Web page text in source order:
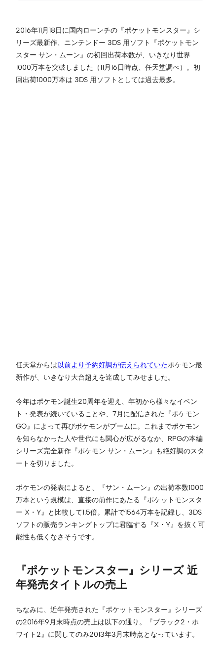
2016年11月18日に国内ローンチの『ポケットモンスター』シ
リーズ最新作、ニンテンドー 3DS 用ソフト『ポケットモン
スター サン・ムーン』の初回出荷本数が、いきなり世界
1000万本を突破しました（11月16日時点、任天堂調べ）。初
回出荷1000万本は 3DS 用ソフトとしては過去最多。
任天堂からは以前より予約好調が伝えられていたポケモン最
新作が、いきなり大台超えを達成してみせました。
今年はポケモン誕生20周年を迎え、年初から様々なイベン
ト・発表が続いていることや、7月に配信された『ポケモン
GO』によって再びポケモンがブームに。これまでポケモン
を知らなかった人や世代にも関心が広がるなか、RPGの本編
シリーズ完全新作『ポケモン サン・ムーン』も絶好調のスタ
ートを切りました。
ポケモンの発表によると、『サン・ムーン』の出荷本数1000
万本という規模は、直接の前作にあたる『ポケットモンスタ
ー X・Y』と比較して1.5倍。累計で1564万本を記録し、3DS
ソフトの販売ランキングトップに君臨する『X・Y』を抜く可
能性も低くなさそうです。
『ポケットモンスター』シリーズ 近
年発売タイトルの売上
ちなみに、近年発売された『ポケットモンスター』シリーズ
の2016年9月末時点の売上は以下の通り。『ブラック2・ホ
ワイト2』に関してのみ2013年3月末時点となっています。